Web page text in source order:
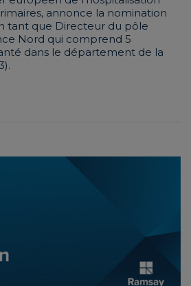
annonce la nomination
tant que Directeur du pôle
Nord qui comprend 5
dans le département de la